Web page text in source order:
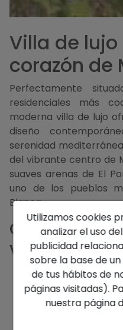
Villa de
corazón de
Perfectamente
residenciales más
moderna villa de lujo
diseño
serenidad
del vibrante centro de
suaves arenas de El
uno de los pueblos
Blanca.
villa en
Ubicación
Portet y del
Distribución
amplios niveles
4 dormitorios y
Utilizamos cookies
analizar el uso
publicidad
sobre la base de
de tus hábitos de
páginas visitadas).
nuestra página